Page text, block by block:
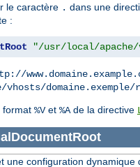
le caractère . dans une
:
"/usr/local/apache/
vhosts/
format %Vet %Ade la directive
une configuration